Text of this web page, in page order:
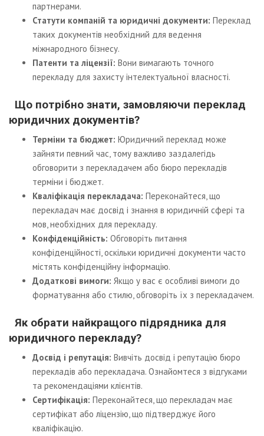
партнерами.
Статути компаній та юридичні документи: Переклад
таких документів необхідний для ведення
міжнародного бізнесу.
Патенти та ліцензії: Вони вимагають точного
перекладу для захисту інтелектуальної власності.
Що потрібно знати, замовляючи переклад
юридичних документів?
Терміни та бюджет: Юридичний переклад може
зайняти певний час, тому важливо заздалегідь
обговорити з перекладачем або бюро перекладів
терміни і бюджет.
Кваліфікація перекладача: Переконайтеся, що
перекладач має досвід і знання в юридичній сфері та
мов, необхідних для перекладу.
Конфіденційність: Обговоріть питання
конфіденційності, оскільки юридичні документи часто
містять конфіденційну інформацію.
Додаткові вимоги: Якщо у вас є особливі вимоги до
форматування або стилю, обговоріть їх з перекладачем.
Як обрати найкращого підрядника для
юридичного перекладу?
Досвід і репутація: Вивчіть досвід і репутацію бюро
перекладів або перекладача. Ознайомтеся з відгуками
та рекомендаціями клієнтів.
Сертифікація: Переконайтеся, що перекладач має
сертифікат або ліцензію, що підтверджує його
кваліфікацію.